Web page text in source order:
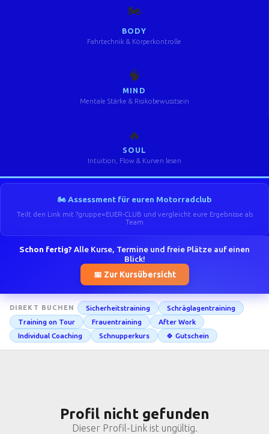
🏍️
BODY
Fahrtechnik & Körperkontrolle
🧠
MIND
Mentale Stärke & Risikobewusstsein
🔥
SOUL
Intuition, Flow & Kurven lesen
🏍️ Assessment für euren Motorradclub
Teilt den Link mit ?gruppe=EUER-CLUB und vergleicht eure Ergebnisse als
Team
Schon fertig? Alle Kurse, Termine und freie Plätze auf einen
Blick!
📅 Zur Kursübersicht
DIREKT BUCHEN Sicherheitstraining
Schräglagentraining
Training on Tour
Frauentraining
After Work
Individual Coaching
Schnupperkurs 🍀 Gutschein
Profil nicht gefunden
Dieser Profil-Link ist ungültig.